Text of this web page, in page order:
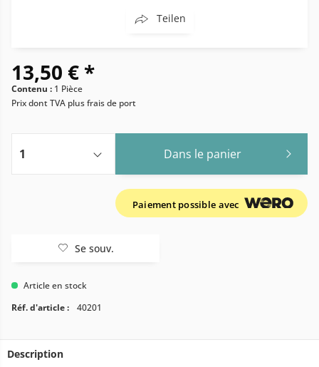
Teilen
13,50 € *
Contenu : 1 Pièce
Prix dont TVA plus frais de port
Dans le panier
Paiement possible avec
Se souv.
Article en stock
Réf. d'article :
40201
Description